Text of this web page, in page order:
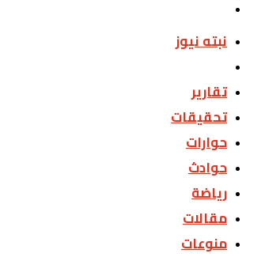
نبته نيوز
تقارير
تحقيقات
حوارات
حوادث
رياضة
مقالات
منوعات